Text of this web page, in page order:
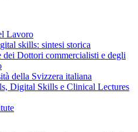
Lavoro
skills: sintesi storica
Dottori commercialisti e degli
della Svizzera italiana
Digital Skills e Clinical Lectures